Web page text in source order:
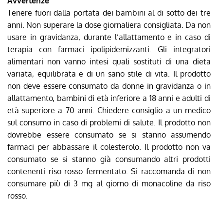
Tenere fuori dalla portata dei bambini al di sotto dei tre
anni. Non superare la dose giornaliera consigliata. Da non
usare in gravidanza, durante l’allattamento e in caso di
terapia con farmaci ipolipidemizzanti. Gli integratori
alimentari non vanno intesi quali sostituti di una dieta
variata, equilibrata e di un sano stile di vita. Il prodotto
non deve essere consumato da donne in gravidanza o in
allattamento, bambini di età inferiore a 18 anni e adulti di
età superiore a 70 anni. Chiedere consiglio a un medico
sul consumo in caso di problemi di salute. Il prodotto non
dovrebbe essere consumato se si stanno assumendo
farmaci per abbassare il colesterolo. Il prodotto non va
consumato se si stanno già consumando altri prodotti
contenenti riso rosso fermentato. Si raccomanda di non
consumare più di 3 mg al giorno di monacoline da riso
rosso.